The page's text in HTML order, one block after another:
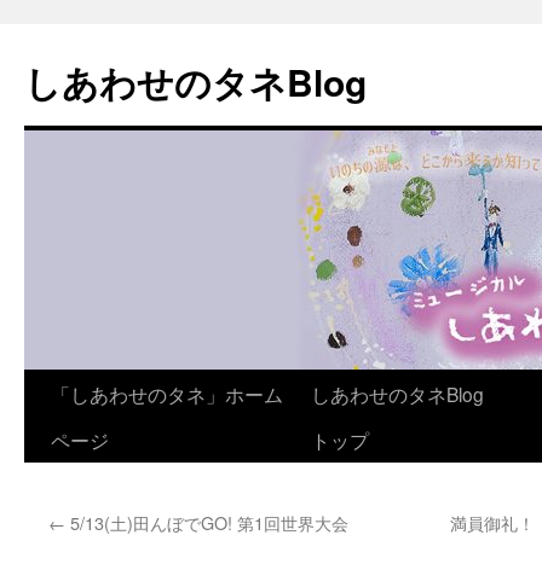
しあわせのタネBlog
ン
ン
「しあわせのタネ」ホーム
ページ
しあわせのタネBlog
トップ
← 5/13(土)田んぼでGO! 第1回世界大会 満員御礼